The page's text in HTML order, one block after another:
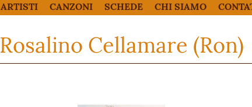
ARTISTI CANZONI SCHEDE CHI SIAMO
Rosalino Cellamare (Ron)